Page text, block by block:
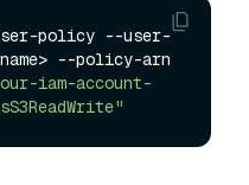
policy --user-
iam-account-